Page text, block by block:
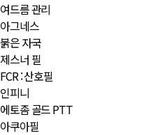
여드름 관리
아그네스
붉은 자국
제스너 필
FCR : 산호필
인피니
에토좀 골드 PTT
아쿠아필